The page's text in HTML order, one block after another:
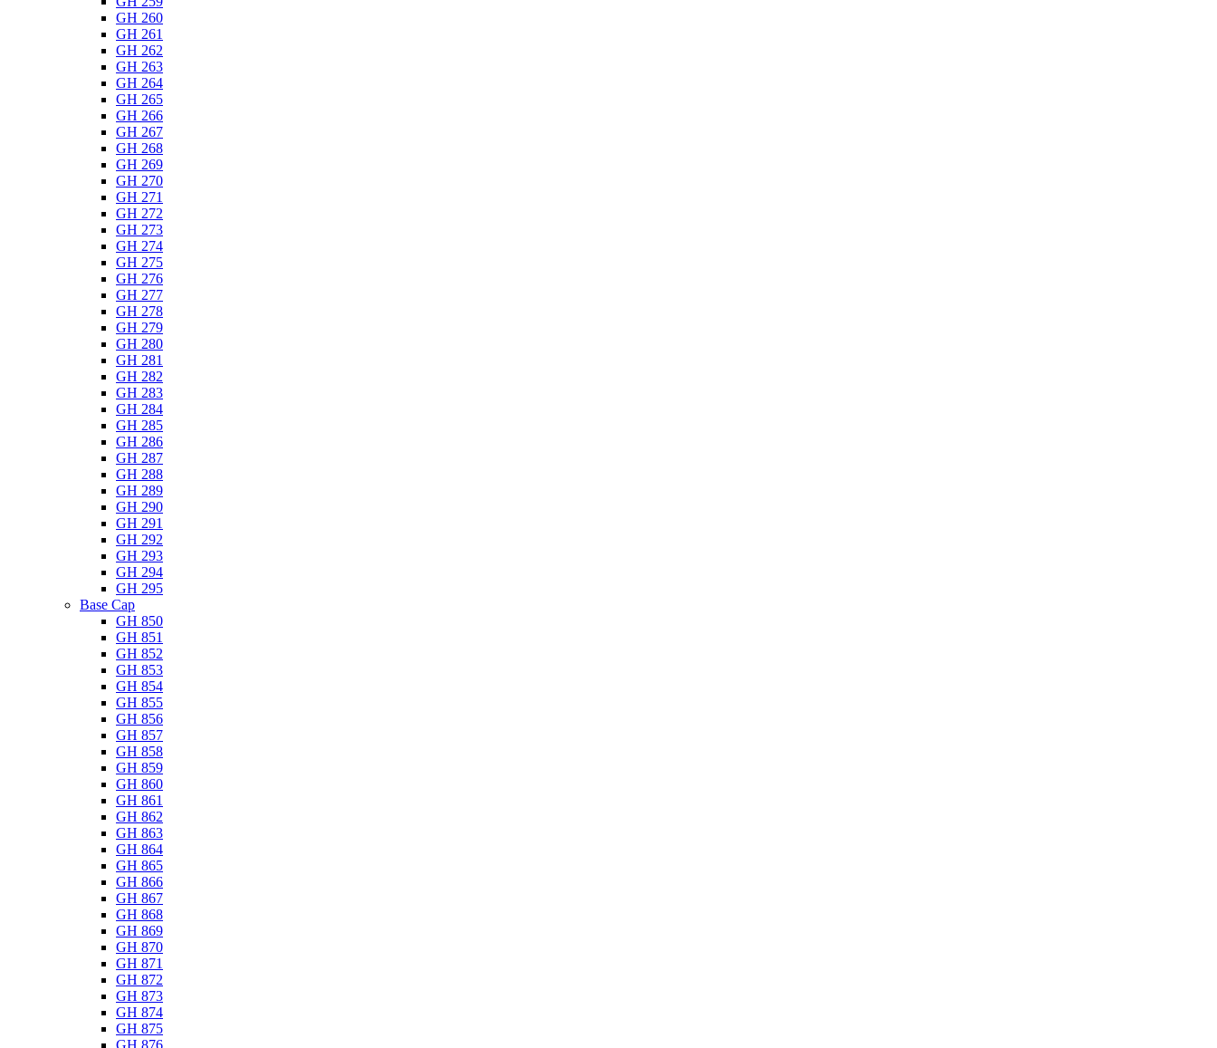
GH 260
GH 261
GH 262
GH 263
GH 264
GH 265
GH 266
GH 267
GH 268
GH 269
GH 270
GH 271
GH 272
GH 273
GH 274
GH 275
GH 276
GH 277
GH 278
GH 279
GH 280
GH 281
GH 282
GH 283
GH 284
GH 285
GH 286
GH 287
GH 288
GH 289
GH 290
GH 291
GH 292
GH 293
GH 294
GH 295
Base Cap
GH 850
GH 851
GH 852
GH 853
GH 854
GH 855
GH 856
GH 857
GH 858
GH 859
GH 860
GH 861
GH 862
GH 863
GH 864
GH 865
GH 866
GH 867
GH 868
GH 869
GH 870
GH 871
GH 872
GH 873
GH 874
GH 875
GH 876